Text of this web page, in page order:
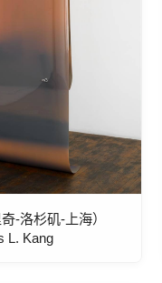
-洛杉矶-上海）
L. Kang